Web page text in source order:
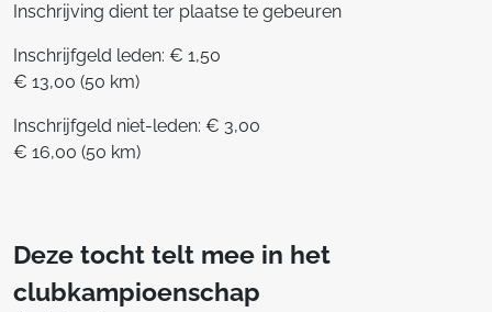
Inschrijving dient ter plaatse te gebeuren
Inschrijfgeld leden: € 1,50
€ 13,00 (50 km)
Inschrijfgeld niet-leden: € 3,00
€ 16,00 (50 km)
Deze tocht telt mee in het
clubkampioenschap